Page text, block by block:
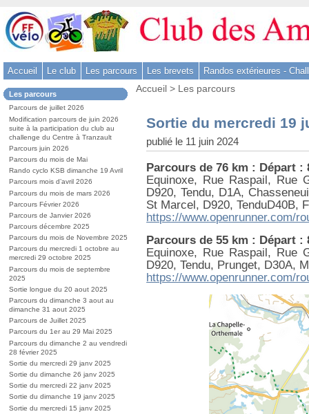
Aller
au
contenu
Aller
menu
-
Aller
à
la
recherche
Accueil Le club Les parcours Les brevets Randos extérieures -
Dans
la
rubrique
:
Les parcours
Parcours de juillet 2026
Modification parcours de juin 2026
suite à la participation du club au
challenge du Centre à Tranzault
Parcours juin 2026
Parcours du mois de Mai
Rando cyclo KSB dimanche 19 Avril
Parcours mois d’avril 2026
Parcours du mois de mars 2026
Parcours Février 2026
Parcours de Janvier 2026
Parcours décembre 2025
Parcours du mois de Novembre 2025
Parcours du mercredi 1 octobre au
mercredi 29 octobre 2025
Parcours du mois de septembre
2025
Sortie longue du 20 aout 2025
Parcours du dimanche 3 aout au
dimanche 31 aout 2025
Parcours de Juillet 2025
Parcours du 1er au 29 Mai 2025
Parcours du dimanche 2 au vendredi
28 février 2025
Sortie du mercredi 29 janv 2025
Sortie du dimanche 26 janv 2025
Sortie du mercredi 22 janv 2025
Sortie du dimanche 19 janv 2025
Sortie du mercredi 15 janv 2025
Vous
Accueil > Les parcours
Sortie du mercredi 19
publié le 11 juin 2024
Parcours de 76 km : Départ :
Equinoxe, Rue Raspail, Rue
D920, Tendu, D1A,
St Marcel, D920, TenduD40B,
https://www.openrunner.com/
Parcours de 55 km : Départ :
Equinoxe, Rue Raspail, Rue
D920, Tendu, Prunget, D30A,
https://www.openrunner.com/